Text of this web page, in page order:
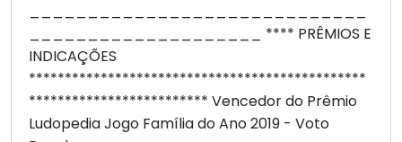
____________________ **** PRÊMIOS E
INDICAÇÕES
***********************************************
************************* Vencedor do Prêmio
Ludopedia Jogo Família do Ano 2019 - Voto